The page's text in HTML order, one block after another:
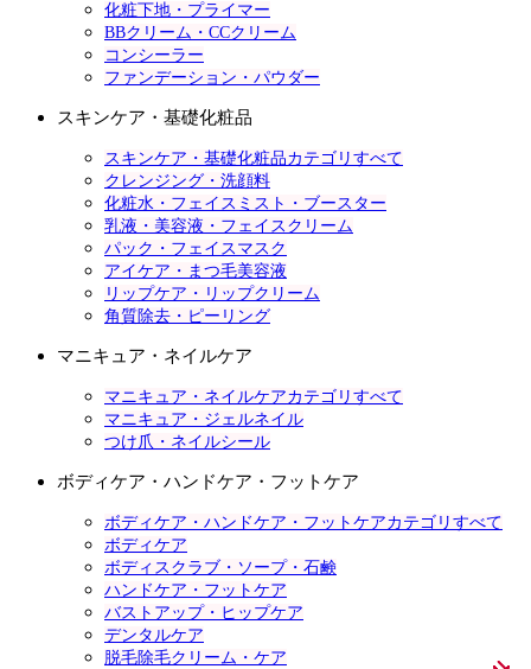
化粧下地・プライマー
BBクリーム・CCクリーム
コンシーラー
ファンデーション・パウダー
スキンケア・基礎化粧品
スキンケア・基礎化粧品カテゴリすべて
クレンジング・洗顔料
化粧水・フェイスミスト・ブースター
乳液・美容液・フェイスクリーム
パック・フェイスマスク
アイケア・まつ毛美容液
リップケア・リップクリーム
角質除去・ピーリング
マニキュア・ネイルケア
マニキュア・ネイルケアカテゴリすべて
マニキュア・ジェルネイル
つけ爪・ネイルシール
ボディケア・ハンドケア・フットケア
ボディケア・ハンドケア・フットケアカテゴリすべて
ボディケア
ボディスクラブ・ソープ・石鹸
ハンドケア・フットケア
バストアップ・ヒップケア
デンタルケア
脱毛除毛クリーム・ケア